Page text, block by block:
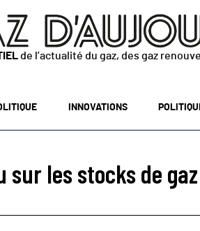
de l’actualité du gaz, des gaz
INNOVATIONS
sur les stocks de